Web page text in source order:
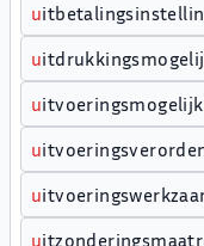
u
u
u
u
u
u